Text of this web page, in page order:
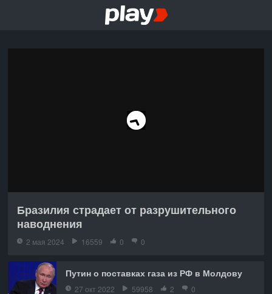
Бразилия страдает от разрушительного
наводнения
2 мая 2024 16559 0 0
Путин о поставках газа из РФ в Молдову
27 окт 2022 59958 2 0